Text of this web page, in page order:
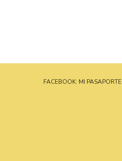
FACEBOOK: MI PASAPORTE